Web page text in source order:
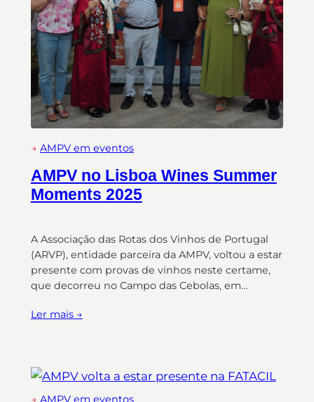
→ AMPV em eventos
AMPV no Lisboa Wines Summer
Moments 2025
A Associação das Rotas dos Vinhos de Portugal
(ARVP), entidade parceira da AMPV, voltou a estar
presente com provas de vinhos neste certame,
que decorreu no Campo das Cebolas, em…
Ler mais →